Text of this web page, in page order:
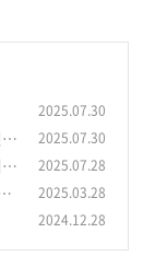
2025.07.30
2025.07.30
2025.07.28
2025.03.28
2024.12.28